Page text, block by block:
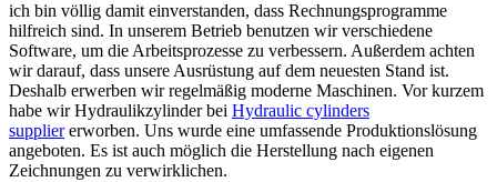
ich bin völlig damit einverstanden, dass Rechnungsprogramme
hilfreich sind. In unserem Betrieb benutzen wir verschiedene
Software, um die Arbeitsprozesse zu verbessern. Außerdem achten
wir darauf, dass unsere Ausrüstung auf dem neuesten Stand ist.
Deshalb erwerben wir regelmäßig moderne Maschinen. Vor kurzem
habe wir Hydraulikzylinder bei Hydraulic cylinders
suppliererworben. Uns wurde eine umfassende Produktionslösung
angeboten. Es ist auch möglich die Herstellung nach eigenen
Zeichnungen zu verwirklichen.